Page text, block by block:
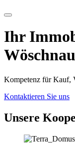
Ihr
Wöschnau
Kompetenz für Kauf,
Kontaktieren Sie uns
Unsere